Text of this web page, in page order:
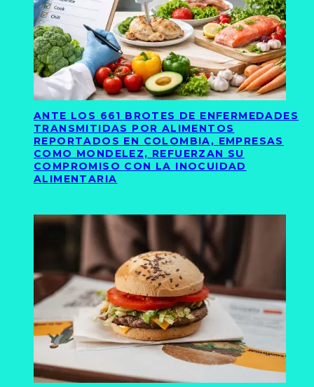
ANTE LOS 661 BROTES DE ENFERMEDADES
TRANSMITIDAS POR ALIMENTOS
REPORTADOS EN COLOMBIA, EMPRESAS
COMO MONDELEZ, REFUERZAN SU
COMPROMISO CON LA INOCUIDAD
ALIMENTARIA